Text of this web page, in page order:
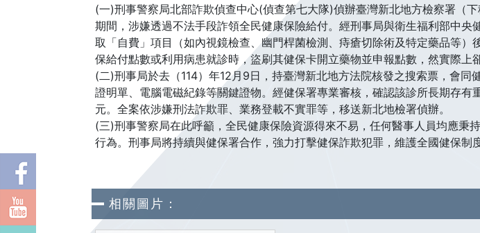
(一)刑事警察局北部詐欺偵查中心(偵查第七大隊)偵辦臺灣新北地方檢察署（
期間，涉嫌透過不法手段詐領全民健康保險給付。經刑事局與衛生福利部中
取「自費」項目（如內視鏡檢查、幽門桿菌檢測、痔瘡切除術及特定藥品等
保給付點數或利用病患就診時，盜刷其健保卡開立藥物並申報點數，然實際上
(二)刑事局於去（114）年12月9日，持臺灣新北地方法院核發之搜索票，會
證明單、電腦電磁紀錄等關鍵證物。經健保署專業審核，確認該診所長期存
元。全案依涉嫌刑法詐欺罪、業務登載不實罪等，移送新北地檢署偵辦。
(三)刑事警察局在此呼籲，全民健康保險資源得來不易，任何醫事人員均應秉
行為。刑事局將持續與健保署合作，強力打擊健保詐欺犯罪，維護全國健保制
相關圖片：